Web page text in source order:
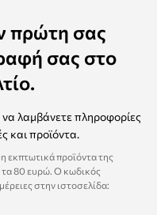
πρώτη σας
σας στο
να λαμβάνετε πληροφορίες
και προϊόντα.
εκπτωτικά προϊόντα της
τα 80 ευρώ. Ο κωδικός
στην ιστοσελίδα: